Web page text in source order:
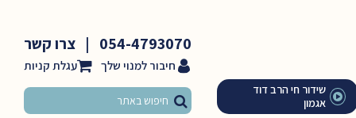
שידור חי הרב דוד
אגמון
054-4793070
| צרו קשר
חיבור למנוי שלך